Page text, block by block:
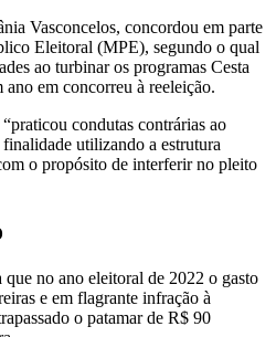
Vasconcelos, concordou em parte
Eleitoral (MPE), segundo o qual
ao turbinar os programas Cesta
em concorreu à reeleição.
condutas contrárias ao
utilizando a estrutura
o propósito de interferir no pleito
no ano eleitoral de 2022 o gasto
e em flagrante infração à
o patamar de R$ 90